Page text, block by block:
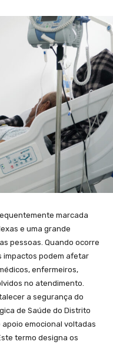
marcada
e uma grande
pessoas. Quando ocorre
impactos podem afetar
enfermeiros,
no atendimento.
a segurança do
de Saúde do Distrito
apoio emocional voltadas
termo designa os